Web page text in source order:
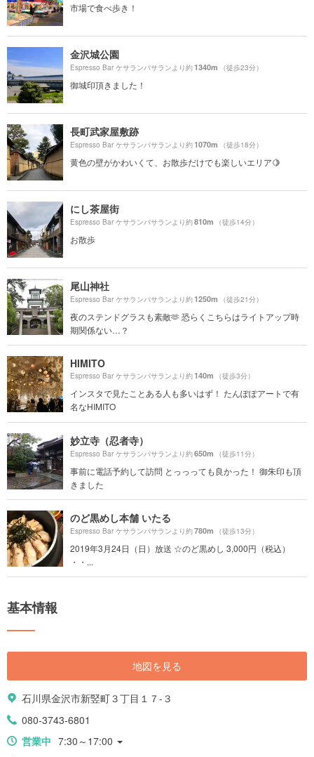
市場で食べ歩き！
金沢城公園
Espresso Bar ケサランパサランより約1340m （徒歩23分）
御城印頂きました！
長町武家屋敷跡
Espresso Bar ケサランパサランより約1070m （徒歩18分）
黄色の壁がかわいくて、お散歩だけでも楽しいエリア🍋
にし茶屋街
Espresso Bar ケサランパサランより約810m （徒歩14分）
お散歩
尾山神社
Espresso Bar ケサランパサランより約1250m （徒歩21分）
夜のステンドグラスも素敵🫶 恐らくこちらはライトアップ時
期関係ない…？
HIMITO
Espresso Bar ケサランパサランより約140m （徒歩3分）
インスタで見たことある人も多いはず！ たんぽぽアートで有
名なHIMITO
妙立寺（忍者寺）
Espresso Bar ケサランパサランより約650m （徒歩11分）
事前に電話予約して訪問 とっっっても良かった！ 御朱印も頂
きました
のど黒めし本舗 いたる
Espresso Bar ケサランパサランより約780m （徒歩13分）
2019年3月24日（日）放送 ☆のど黒めし 3,000円（税込）
・・...
基本情報
地図を見る
石川県金沢市新竪町３丁目１７-３
080-3743-6801
営業中 7:30～17:00